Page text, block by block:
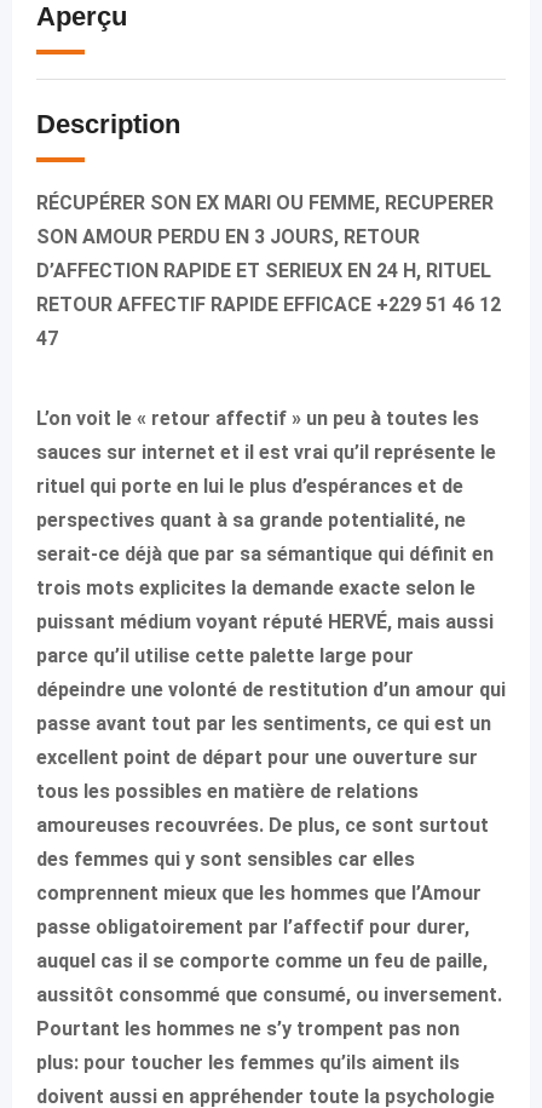
Aperçu
Description
RÉCUPÉRER SON EX MARI OU FEMME, RECUPERER
SON AMOUR PERDU EN 3 JOURS, RETOUR
D’AFFECTION RAPIDE ET SERIEUX EN 24 H, RITUEL
RETOUR AFFECTIF RAPIDE EFFICACE +229 51 46 12
47
L’on voit le « retour affectif » un peu à toutes les
sauces sur internet et il est vrai qu’il représente le
rituel qui porte en lui le plus d’espérances et de
perspectives quant à sa grande potentialité, ne
serait-ce déjà que par sa sémantique qui définit en
trois mots explicites la demande exacte selon le
puissant médium voyant réputé HERVÉ, mais aussi
parce qu’il utilise cette palette large pour
dépeindre une volonté de restitution d’un amour qui
passe avant tout par les sentiments, ce qui est un
excellent point de départ pour une ouverture sur
tous les possibles en matière de relations
amoureuses recouvrées. De plus, ce sont surtout
des femmes qui y sont sensibles car elles
comprennent mieux que les hommes que l’Amour
passe obligatoirement par l’affectif pour durer,
auquel cas il se comporte comme un feu de paille,
aussitôt consommé que consumé, ou inversement.
Pourtant les hommes ne s’y trompent pas non
plus: pour toucher les femmes qu’ils aiment ils
doivent aussi en appréhender toute la psychologie